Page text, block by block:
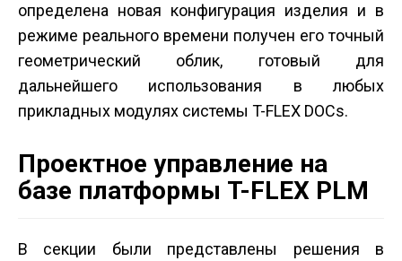
определена новая конфигурация изделия и в
режиме реального времени получен его точный
геометрический облик, готовый для
дальнейшего использования в любых
прикладных модулях системы T-FLEX DOCs.
Проектное управление на
базе платформы T-FLEX PLM
В секции были представлены решения в